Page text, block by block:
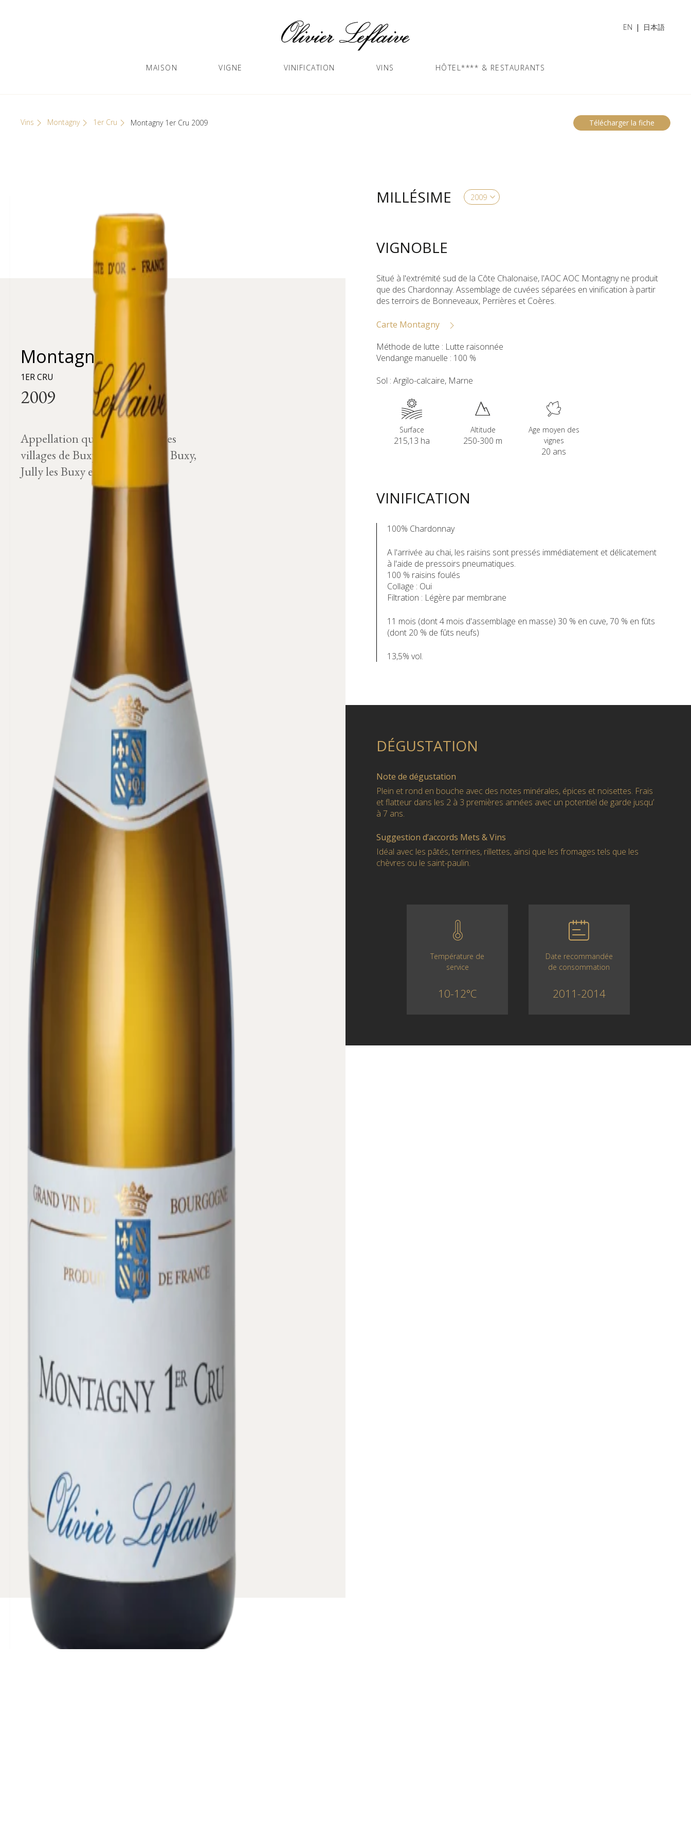
EN 日本語
MAISON VIGNE VINIFICATION VINS HÔTEL**** & RESTAURANTS
Vins Montagny 1er Cru Montagny 1er Cru 2009 Télécharger la fiche
Montagny
1ER CRU
Appellation que se partagent les
villages de Buxy, Montagny les Buxy,
Jully les Buxy et St Vallerin.
MILLÉSIME
VIGNOBLE
Situé à l'extrémité sud de la Côte Chalonaise, l'AOC AOC Montagny ne produit
que des Chardonnay. Assemblage de cuvées séparées en vinification à partir
des terroirs de Bonneveaux, Perrières et Coères.
Carte Montagny
Méthode de lutte : Lutte raisonnée
Vendange manuelle : 100 %
Sol : Argilo-calcaire, Marne
Surface
215,13 ha
Altitude
250-300 m
Age moyen des
vignes
20 ans
VINIFICATION
100% Chardonnay
A l'arrivée au chai, les raisins sont pressés immédiatement et délicatement
à l'aide de pressoirs pneumatiques.
100 % raisins foulés
Collage : Oui
Filtration : Légère par membrane
11 mois (dont 4 mois d'assemblage en masse) 30 % en cuve, 70 % en fûts
(dont 20 % de fûts neufs)
13,5% vol.
DÉGUSTATION
Note de dégustation
Plein et rond en bouche avec des notes minérales, épices et noisettes. Frais
et flatteur dans les 2 à 3 premières années avec un potentiel de garde jusqu’
à 7 ans.
Suggestion d’accords Mets & Vins
Idéal avec les pâtés, terrines, rillettes, ainsi que les fromages tels que les
chèvres ou le saint-paulin.
Température de
service
10-12°C
Date recommandée
de consommation
2011-2014